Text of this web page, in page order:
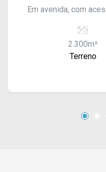
Em avenida, com acesso
Nisshimbo do Brasil-
2.300m²
Terreno